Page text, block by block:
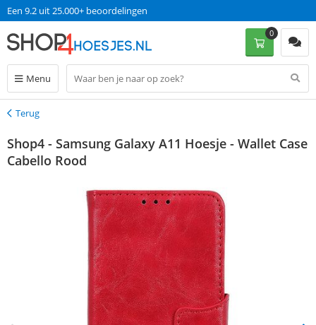
Een 9.2 uit 25.000+ beoordelingen
Menu
0
Terug
Terug
Shop4 - Samsung Galaxy A11 Hoesje - Wallet Case
Cabello Rood